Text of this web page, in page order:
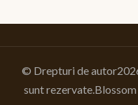
© Drepturi de
sunt rezervate.